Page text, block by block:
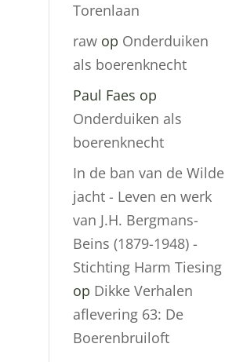
Torenlaan
raw op Onderduiken
als boerenknecht
Paul Faes op
Onderduiken als
boerenknecht
In de ban van de Wilde
jacht - Leven en werk
van J.H. Bergmans-
Beins (1879-1948) -
Stichting Harm Tiesing
op Dikke Verhalen
aflevering 63: De
Boerenbruiloft